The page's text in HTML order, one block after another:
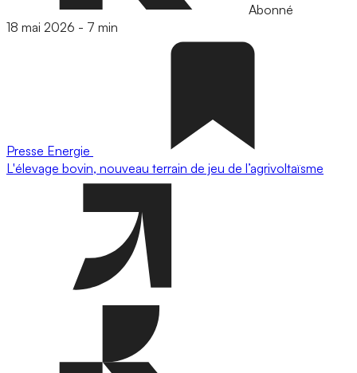
Abonné
18 mai 2026 - 7 min
Presse Energie
L'élevage bovin, nouveau terrain de jeu de l’agrivoltaïsme